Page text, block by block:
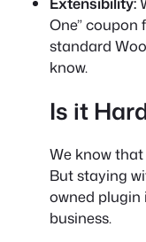
One” coupon
standard
know.
Is it
We know that
But staying
owned
business.